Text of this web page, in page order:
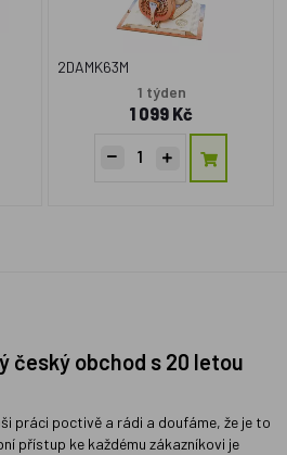
2DAMK63M
1 týden
1 099 Kč
český obchod s 20 letou
práci poctivě a rádi a doufáme, že je to
přístup ke každému zákazníkovi je